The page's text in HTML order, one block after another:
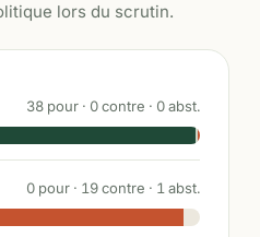
lors du scrutin.
38 pour · 0contre · 0abst.
0 pour · 19contre · 1 abst.